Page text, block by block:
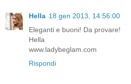
Hella 18 gen 2013, 14:56:00
Eleganti e buoni! Da provare!
Hella
www.ladybeglam.com
Rispondi